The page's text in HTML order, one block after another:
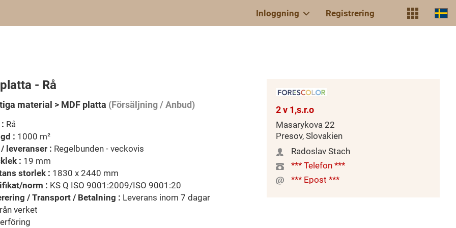
Inloggning Registrering
- Rå
material > MDF platta (Försäljning / Anbud)
Rå
: 1000 m²
leveranser : Regelbunden - veckovis
: 19 mm
storlek : 1830 x 2440 mm
norm : KS Q ISO 9001:2009/ISO 9001:20
/ Transport / Betalning : Leverans inom 7 dagar
verket
2 v 1,s.r.o
Masarykova 22
Presov, Slovakien
Radoslav Stach
*** Telefon ***
*** Epost ***